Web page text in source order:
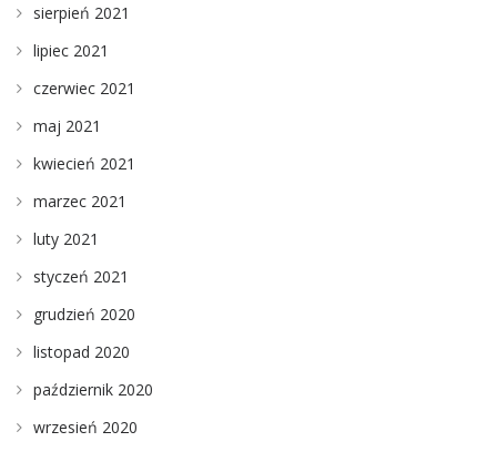
sierpień 2021
lipiec 2021
czerwiec 2021
maj 2021
kwiecień 2021
marzec 2021
luty 2021
styczeń 2021
grudzień 2020
listopad 2020
październik 2020
wrzesień 2020